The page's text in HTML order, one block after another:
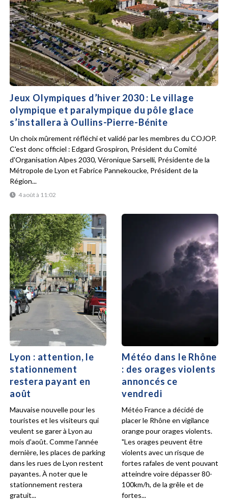
Jeux Olympiques d’hiver 2030 : Le village
olympique et paralympique du pôle glace
s’installera à Oullins-Pierre-Bénite
4 août à 11:02
Un choix mûrement réfléchi et validé par les membres du COJOP.
C'est donc officiel : Edgard Grospiron, Président du Comité
d'Organisation Alpes 2030, Véronique Sarselli, Présidente de la
Métropole de Lyon et Fabrice Pannekoucke, Président de la
Région...
Lyon : attention, le
stationnement
restera payant en
août
Mauvaise nouvelle pour les
touristes et les visiteurs qui
veulent se garer à Lyon au
mois d'août. Comme l'année
dernière, les places de parking
dans les rues de Lyon restent
payantes. À noter que le
stationnement restera
gratuit...
Météo dans le Rhône
: des orages violents
annoncés ce
vendredi
Météo France a décidé de
placer le Rhône en vigilance
orange pour orages violents.
"Les orages peuvent être
violents avec un risque de
fortes rafales de vent pouvant
atteindre voire dépasser 80-
100km/h, de la grêle et de
fortes...